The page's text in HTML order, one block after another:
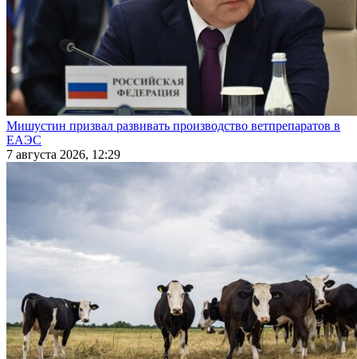
Мишустин призвал развивать производство ветпрепаратов в
ЕАЭС
7 августа 2026, 12:29